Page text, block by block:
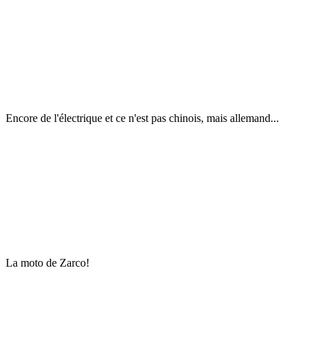
Encore de l'électrique et ce n'est pas chinois, mais allemand...
La moto de Zarco!